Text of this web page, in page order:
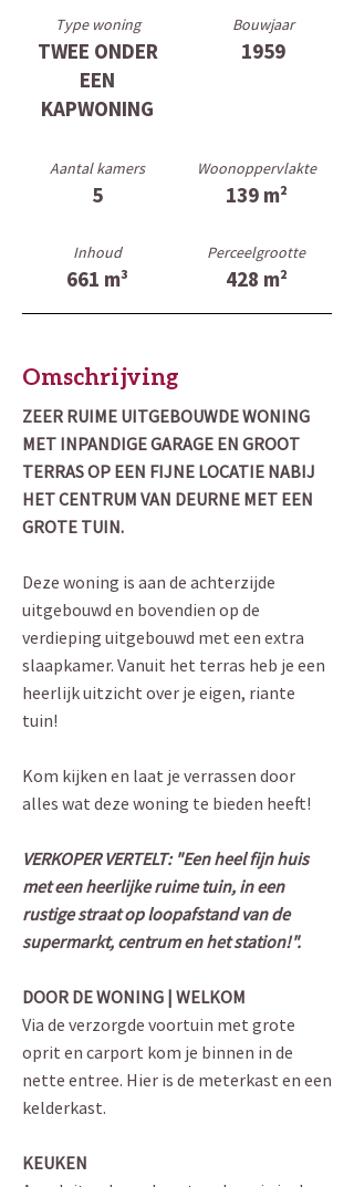
Type woning
TWEE ONDER
EEN
KAPWONING
Bouwjaar
1959
Aantal kamers
5
Woonoppervlakte
139 m²
Inhoud
661 m³
Perceelgrootte
428 m²
Omschrijving
ZEER RUIME UITGEBOUWDE WONING
MET INPANDIGE GARAGE EN GROOT
TERRAS OP EEN FIJNE LOCATIE NABIJ
HET CENTRUM VAN DEURNE MET EEN
GROTE TUIN.
Deze woning is aan de achterzijde
uitgebouwd en bovendien op de
verdieping uitgebouwd met een extra
slaapkamer. Vanuit het terras heb je een
heerlijk uitzicht over je eigen, riante
tuin!
Kom kijken en laat je verrassen door
alles wat deze woning te bieden heeft!
VERKOPER VERTELT: "Een heel fijn huis
met een heerlijke ruime tuin, in een
rustige straat op loopafstand van de
supermarkt, centrum en het station!".
DOOR DE WONING | WELKOM
Via de verzorgde voortuin met grote
oprit en carport kom je binnen in de
nette entree. Hier is de meterkast en een
kelderkast.
KEUKEN